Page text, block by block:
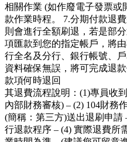
相關作業 (如作廢電子發票或
款作業時程。 7.分期付款退
則會進行全額刷退，若是部
項匯款到您的指定帳戶，將
行全名及分行、銀行帳號、
資料確保無誤，將可完成退款
款項何時退回
其退費流程說明：(1)專員收
內部財務審核) – (2) 104財務
(簡稱：第三方)送出退刷申請
行退款程序 – (4) 實際退費所